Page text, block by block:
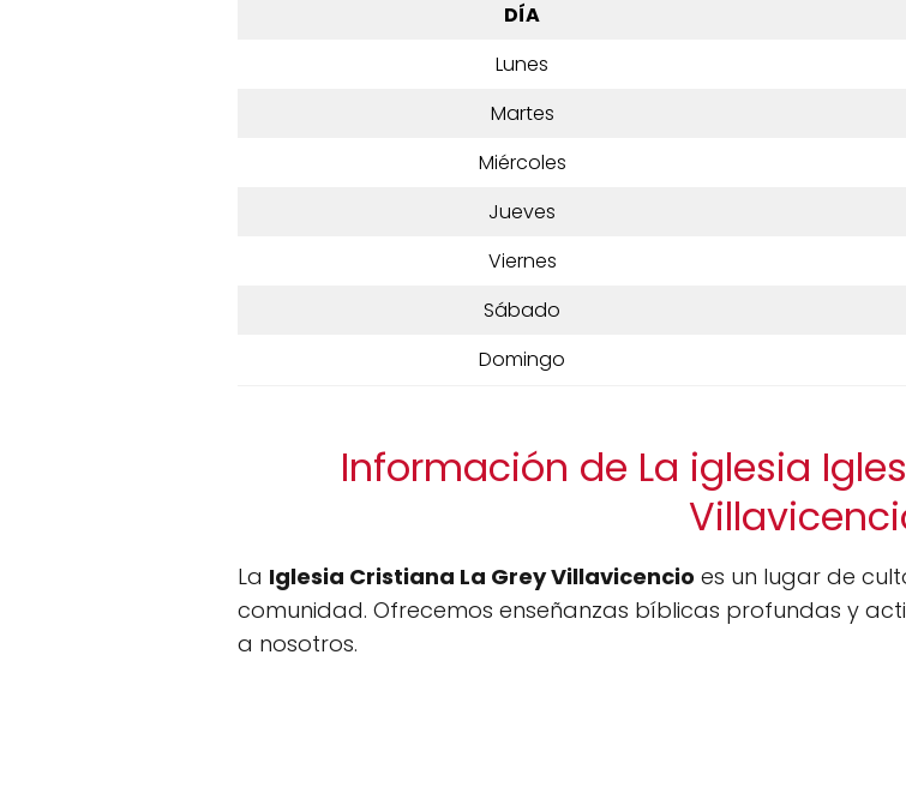
DÍA
Lunes
Martes
Miércoles
Jueves
Viernes
Sábado
Domingo
Información de La iglesia
La Iglesia Cristiana La Grey Villavicencio es un lugar de
comunidad. Ofrecemos enseñanzas bíblicas profundas y
a nosotros.